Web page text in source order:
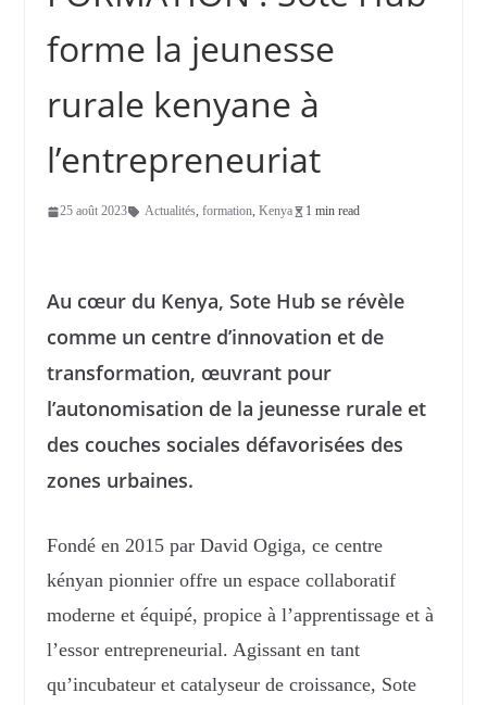
forme la jeunesse
rurale kenyane à
l’entrepreneuriat
25 août 2023 Actualités, formation, Kenya 1 min read
Au cœur du Kenya, Sote Hub se révèle
comme un centre d’innovation et de
transformation, œuvrant pour
l’autonomisation de la jeunesse rurale et
des couches sociales défavorisées des
zones urbaines.
Fondé en 2015 par David Ogiga, ce centre
kényan pionnier offre un espace collaboratif
moderne et équipé, propice à l’apprentissage et à
l’essor entrepreneurial. Agissant en tant
qu’incubateur et catalyseur de croissance, Sote